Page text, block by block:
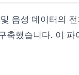
음성 데이터의
축했습니다. 이